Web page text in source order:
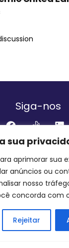
sua
aprimorar sua
anúncios ou
nosso
concorda com
Rejeitar
Siga-nos
Institucional
FALE
AMAZÔNIA
2024 -